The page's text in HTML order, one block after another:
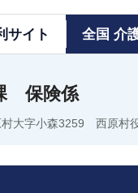
サイト 全国 介
保険係
村大字小森3259 西原村